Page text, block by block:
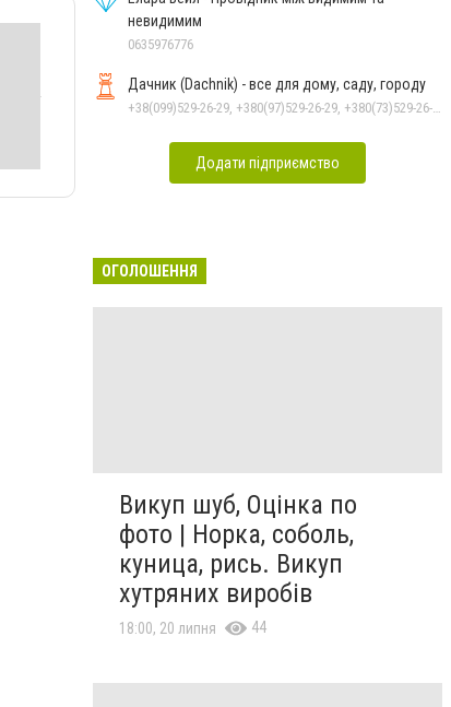
невидимим
0635976776
Дачник (Dachnik) - все для дому, саду, городу
Додати підприємство
ОГОЛОШЕННЯ
Викуп шуб, Оцінка по
фото | Норка, соболь,
куница, рись. Викуп
хутряних виробів
18:00, 20 липня 44